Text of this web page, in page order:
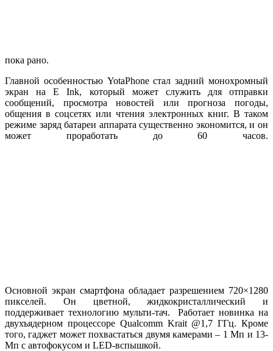
пока рано.
Главной особенностью YotaPhone стал задний монохромный
экран на E Ink, который может служить для отправки
сообщений, просмотра новостей или прогноза погоды,
общения в соцсетях или чтения электронных книг. В таком
режиме заряд батареи аппарата существенно экономится, и он
может проработать до 60 часов.
Основной экран смартфона обладает разрешением 720×1280
пикселей. Он цветной, жидкокристаллический и
поддерживает технологию мульти-тач. Работает новинка на
двухъядерном процессоре Qualcomm Krait @1,7 ГГц. Кроме
того, гаджет может похвастаться двумя камерами – 1 Мп и 13-
Мп с автофокусом и LED-вспышкой.